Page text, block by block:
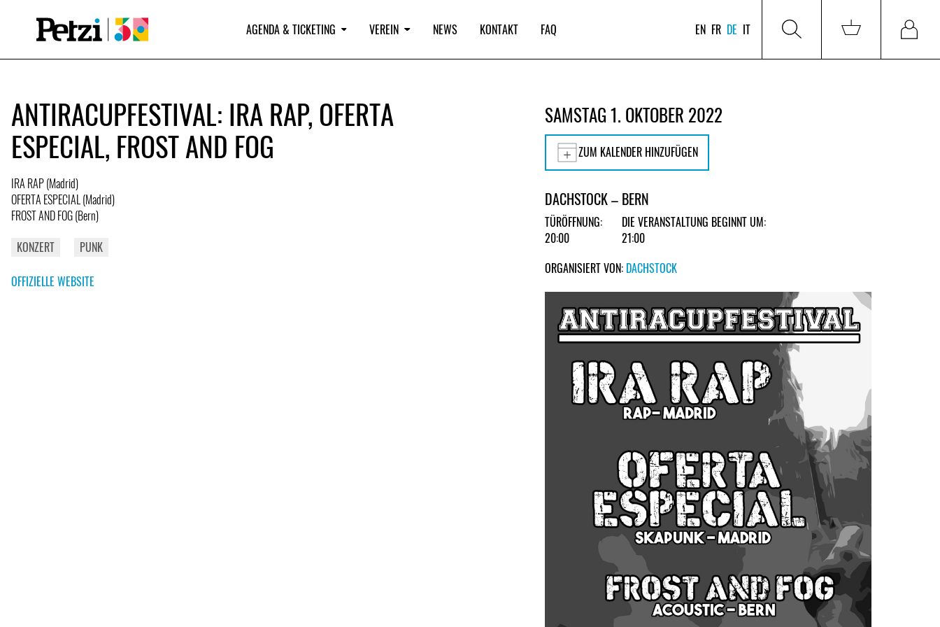
AGENDA & TICKETING VEREIN NEWS KONTAKT FAQ EN FR DE IT
ANTIRACUPFESTIVAL: IRA RAP, OFERTA
ESPECIAL, FROST AND FOG
IRA RAP (Madrid)
OFERTA ESPECIAL (Madrid)
FROST AND FOG (Bern)
KONZERT
PUNK
OFFIZIELLE WEBSITE
SAMSTAG 1. OKTOBER 2022
ZUM KALENDER HINZUFÜGEN
DACHSTOCK – BERN
TÜRÖFFNUNG:
20:00
DIE VERANSTALTUNG BEGINNT UM:
21:00
ORGANISIERT VON: DACHSTOCK